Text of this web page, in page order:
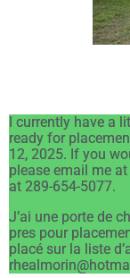
I currently have a
ready for
12, 2025. If you
please email me
at 289-654-5077.
J’ai une porte de
pres pour
placé sur la liste